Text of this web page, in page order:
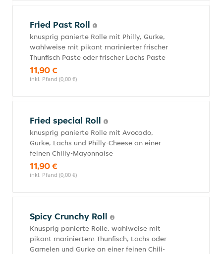
Fried Past Roll
knusprig panierte Rolle mit Philly, Gurke,
wahlweise mit pikant marinierter frischer
Thunfisch Paste oder frischer Lachs Paste
11,90 €
inkl. Pfand (0,00 €)
Fried special Roll
knusprig panierte Rolle mit Avocado,
Gurke, Lachs und Philly-Cheese an einer
feinen Chiliy-Mayonnaise
11,90 €
inkl. Pfand (0,00 €)
Spicy Crunchy Roll
Knusprig panierte Rolle, wahlweise mit
pikant mariniertem Thunfisch, Lachs oder
Garnelen und Gurke an einer feinen Chili-